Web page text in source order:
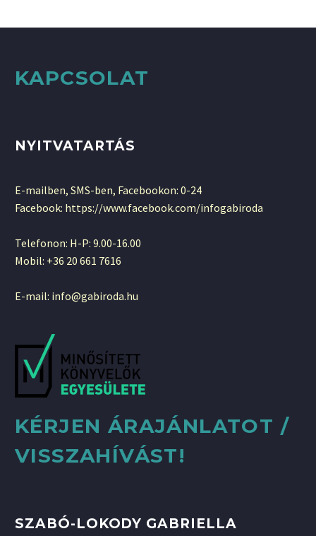
KAPCSOLAT
NYITVATARTÁS
E-mailben, SMS-ben, Facebookon: 0-24
Facebook: https://www.facebook.com/infogabiroda
Telefonon: H-P: 9.00-16.00
Mobil: +36 20 661 7616
E-mail: info@gabiroda.hu
KÉRJEN ÁRAJÁNLATOT /
VISSZAHÍVÁST!
SZABÓ-LOKODY GABRIELLA